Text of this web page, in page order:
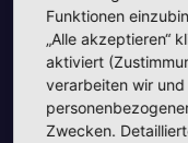
Unsere Partner
Funktionen
„Alle akzeptieren“
aktiviert
verarbeiten wir
Zwecken.